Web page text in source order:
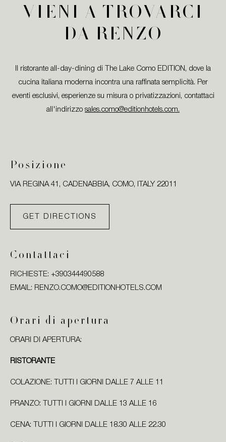
VIENI A TROVARCI
DA RENZO​
Il ristorante all-day-dining di The Lake Como EDITION, dove la
cucina italiana moderna incontra una raffinata semplicità.​ Per
eventi esclusivi, esperienze su misura o privatizzazioni, contattaci
all'indirizzo sales.como@editionhotels.com​.
Posizione
VIA REGINA 41, CADENABBIA, COMO, ITALY 22011
GET DIRECTIONS
Contattaci
RICHIESTE: +390344490588
EMAIL: RENZO.COMO@EDITIONHOTELS.COM
Orari di apertura
ORARI DI APERTURA:
RISTORANTE
COLAZIONE: TUTTI I GIORNI DALLE 7 ALLE 11
PRANZO: TUTTI I GIORNI DALLE 13 ALLE 16
CENA: TUTTI I GIORNI DALLE 18.30 ALLE 22.30